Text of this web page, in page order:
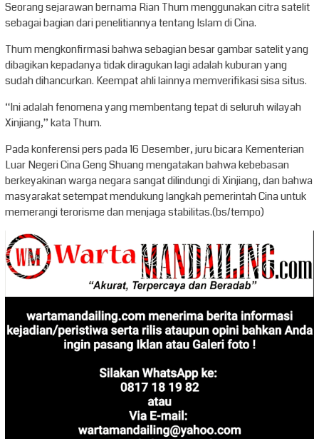
Seorang sejarawan bernama Rian Thum menggunakan citra satelit
sebagai bagian dari penelitiannya tentang Islam di Cina.
Thum mengkonfirmasi bahwa sebagian besar gambar satelit yang
dibagikan kepadanya tidak diragukan lagi adalah kuburan yang
sudah dihancurkan. Keempat ahli lainnya memverifikasi sisa situs.
“Ini adalah fenomena yang membentang tepat di seluruh wilayah
Xinjiang,” kata Thum.
Pada konferensi pers pada 16 Desember, juru bicara Kementerian
Luar Negeri Cina Geng Shuang mengatakan bahwa kebebasan
berkeyakinan warga negara sangat dilindungi di Xinjiang, dan bahwa
masyarakat setempat mendukung langkah pemerintah Cina untuk
memerangi terorisme dan menjaga stabilitas.(bs/tempo)